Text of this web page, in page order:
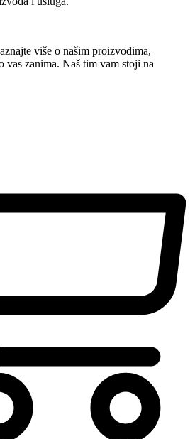
više o našim proizvodima,
vas zanima. Naš tim vam stoji na